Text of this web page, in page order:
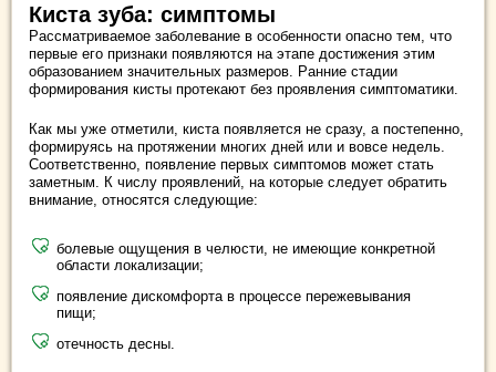
Киста зуба: симптомы
Рассматриваемое заболевание в особенности опасно тем, что
первые его признаки появляются на этапе достижения этим
образованием значительных размеров. Ранние стадии
формирования кисты протекают без проявления симптоматики.
Как мы уже отметили, киста появляется не сразу, а постепенно,
формируясь на протяжении многих дней или и вовсе недель.
Соответственно, появление первых симптомов может стать
заметным. К числу проявлений, на которые следует обратить
внимание, относятся следующие:
болевые ощущения в челюсти, не имеющие конкретной
области локализации;
появление дискомфорта в процессе пережевывания
пищи;
отечность десны.